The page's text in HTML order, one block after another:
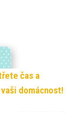
čas a
domácnost!